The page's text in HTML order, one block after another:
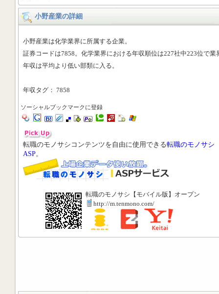
小野産業の詳細
小野産業は化学業界に所属する企業。
証券コードは7858。化学業界における年収順位は227社中223位で業
年収は平均より低い部類に入る。
年収タグ： 7858
ソーシャルブックマークに登録
転職のモノサシコンテンツを自由に使用できる転職のモノサシ
ASP。
転職のモノサシ【モバイル版】オープン
http://m.tenmono.com/